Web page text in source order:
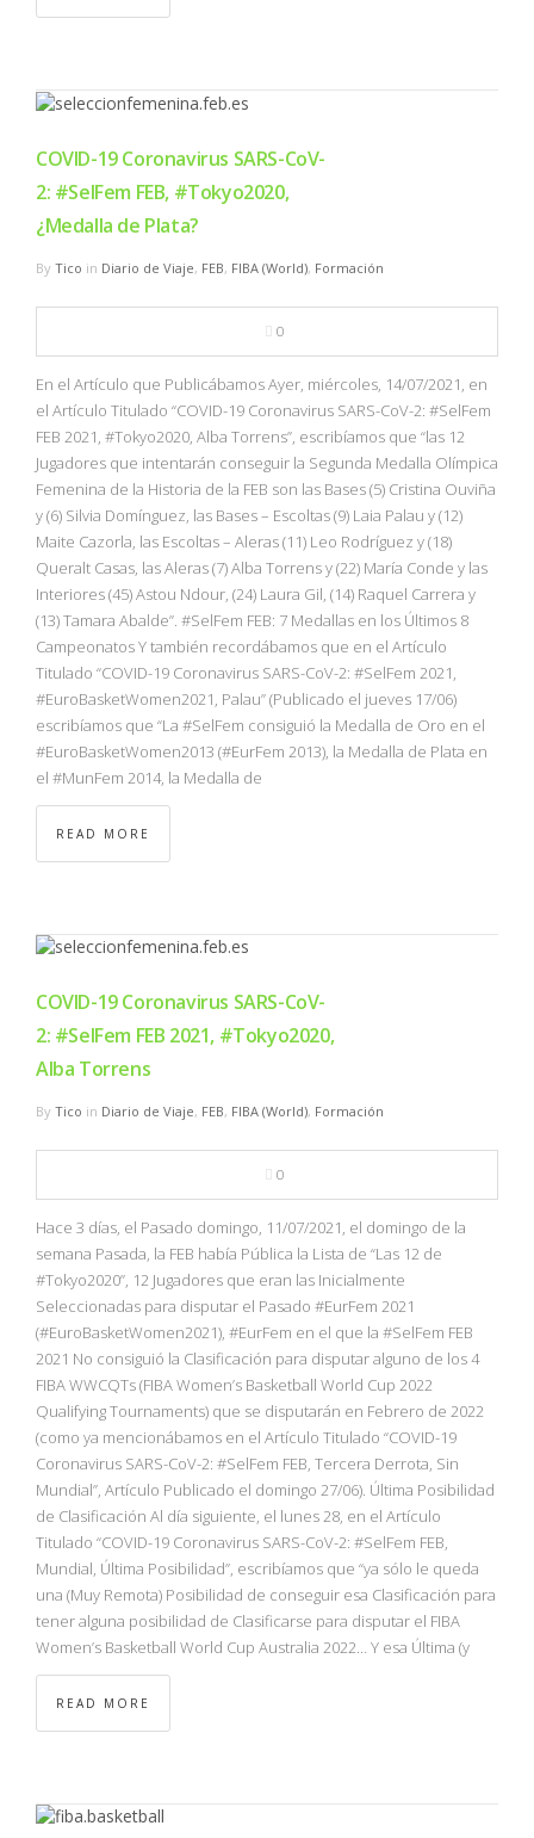
COVID-19 Coronavirus SARS-CoV-
2: #SelFem FEB, #Tokyo2020,
¿Medalla de Plata?
By Tico in Diario de Viaje, FEB, FIBA (World), Formación
0
En el Artículo que Publicábamos Ayer, miércoles, 14/07/2021, en
el Artículo Titulado “COVID-19 Coronavirus SARS-CoV-2: #SelFem
FEB 2021, #Tokyo2020, Alba Torrens”, escribíamos que “las 12
Jugadores que intentarán conseguir la Segunda Medalla Olímpica
Femenina de la Historia de la FEB son las Bases (5) Cristina Ouviña
y (6) Silvia Domínguez, las Bases – Escoltas (9) Laia Palau y (12)
Maite Cazorla, las Escoltas – Aleras (11) Leo Rodríguez y (18)
Queralt Casas, las Aleras (7) Alba Torrens y (22) María Conde y las
Interiores (45) Astou Ndour, (24) Laura Gil, (14) Raquel Carrera y
(13) Tamara Abalde”. #SelFem FEB: 7 Medallas en los Últimos 8
Campeonatos Y también recordábamos que en el Artículo
Titulado “COVID-19 Coronavirus SARS-CoV-2: #SelFem 2021,
#EuroBasketWomen2021, Palau” (Publicado el jueves 17/06)
escribíamos que “La #SelFem consiguió la Medalla de Oro en el
#EuroBasketWomen2013 (#EurFem 2013), la Medalla de Plata en
el #MunFem 2014, la Medalla de
READ MORE
COVID-19 Coronavirus SARS-CoV-
2: #SelFem FEB 2021, #Tokyo2020,
Alba Torrens
By Tico in Diario de Viaje, FEB, FIBA (World), Formación
0
Hace 3 días, el Pasado domingo, 11/07/2021, el domingo de la
semana Pasada, la FEB había Pública la Lista de “Las 12 de
#Tokyo2020”, 12 Jugadores que eran las Inicialmente
Seleccionadas para disputar el Pasado #EurFem 2021
(#EuroBasketWomen2021), #EurFem en el que la #SelFem FEB
2021 No consiguió la Clasificación para disputar alguno de los 4
FIBA WWCQTs (FIBA Women’s Basketball World Cup 2022
Qualifying Tournaments) que se disputarán en Febrero de 2022
(como ya mencionábamos en el Artículo Titulado “COVID-19
Coronavirus SARS-CoV-2: #SelFem FEB, Tercera Derrota, Sin
Mundial”, Artículo Publicado el domingo 27/06). Última Posibilidad
de Clasificación Al día siguiente, el lunes 28, en el Artículo
Titulado “COVID-19 Coronavirus SARS-CoV-2: #SelFem FEB,
Mundial, Última Posibilidad”, escribíamos que “ya sólo le queda
una (Muy Remota) Posibilidad de conseguir esa Clasificación para
tener alguna posibilidad de Clasificarse para disputar el FIBA
Women’s Basketball World Cup Australia 2022… Y esa Última (y
READ MORE